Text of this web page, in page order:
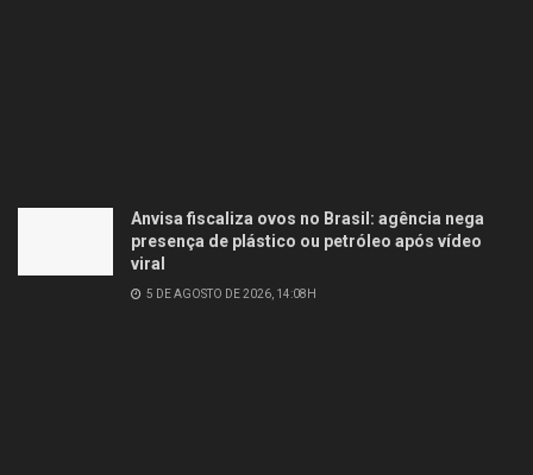
Anvisa fiscaliza ovos no Brasil: agência nega
presença de plástico ou petróleo após vídeo
viral
5 DE AGOSTO DE 2026, 14:08H